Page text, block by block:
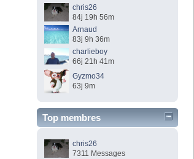
chris26
84j 19h 56m
Arnaud
83j 9h 36m
charlieboy
66j 21h 41m
Gyzmo34
63j 9m
Top membres
chris26
7311 Messages